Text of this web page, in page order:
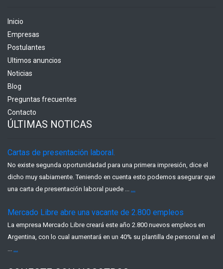
Inicio
Empresas
Postulantes
Ultimos anuncios
Noticias
Blog
Preguntas frecuentes
Contacto
ÚLTIMAS NOTICAS
Cartas de presentación laboral.
No existe segunda oportunidadad para una primera impresión, dice el
dicho muy sabiamente. Teniendo en cuenta esto podemos asegurar que
una carta de presentación laboral puede ... ...
Mercado Libre abre una vacante de 2.800 empleos
La empresa Mercado Libre creará este año 2.800 nuevos empleos en
Argentina, con lo cual aumentará en un 40% su plantilla de personal en el
... ...